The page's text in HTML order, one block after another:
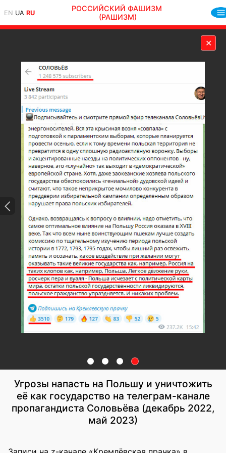
EN UA RU
РОССИЙСКИЙ ФАШИЗМ
(РАШИЗМ)
✕
Угрозы напасть на Польшу и уничтожить
её как государство на телеграм-канале
пропагандиста Соловьёва (декабрь 2022,
май 2023)